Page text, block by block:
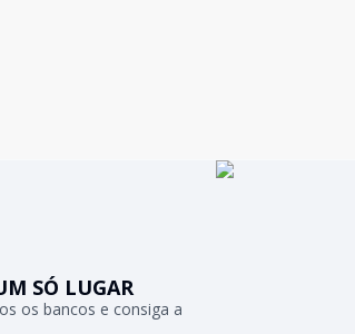
SÓ LUGAR
os bancos e consiga a